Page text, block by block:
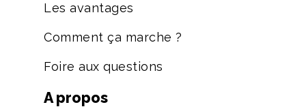
Les avantages
Comment ça marche ?
Foire aux questions
A propos